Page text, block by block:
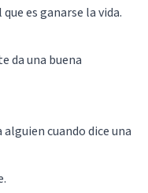
es ganarse la vida.
da una buena
alguien cuando dice una